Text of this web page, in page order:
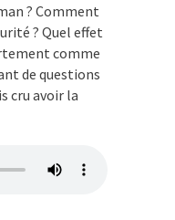
? Comment
? Quel effet
comme
de questions
cru avoir la